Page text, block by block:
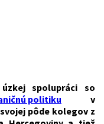
spolupráci so
politiku v
pôde kolegov z